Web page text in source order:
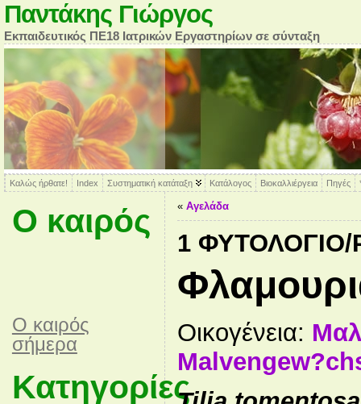
Παντάκης Γιώργος
Εκπαιδευτικός ΠΕ18 Ιατρικών Εργαστηρίων σε σύνταξη
Καλώς ήρθατε! Index Συστηματική κατάταξη Κατάλογος Βιοκαλλιέργεια Πηγές
Ο καιρός
O καιρός
σήμερα
Κατηγορίες
« Αγελάδα
1 ΦΥΤΟΛΌΓΙΟ/
Οικογένεια: